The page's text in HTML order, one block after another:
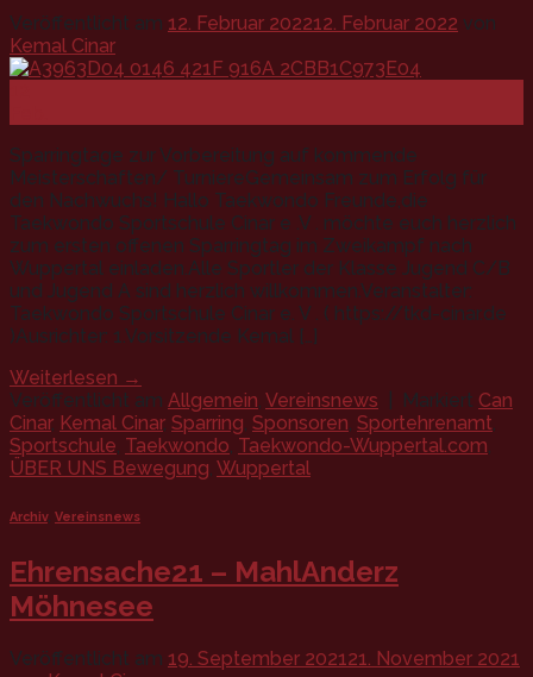
Veröffentlicht am 12. Februar 202212. Februar 2022 von
Kemal Cinar
Sparringtage zur Vorbereitung auf kommende
Meisterschaften/ TurniereGemeinsam zum Erfolg für
den Nachwuchs! Hallo Taekwondo Freunde,die
Taekwondo Sportschule Cinar e .V . möchte euch herzlich
zum ersten offenen Sparringtag im Zweikampf nach
Wuppertal einladen.Alle Sportler der Klasse Jugend C/B
und Jugend A sind herzlich willkommen.Veranstalter:
Taekwondo Sportschule Cinar e. V . ( https://tkd-cinar.de
)Ausrichter: 1.Vorsitzende Kemal […]
Weiterlesen →
Veröffentlicht am Allgemein, Vereinsnews Markiert Can
Cinar, Kemal Cinar, Sparring, Sponsoren, Sportehrenamt,
Sportschule, Taekwondo, Taekwondo-Wuppertal.com,
ÜBER UNS Bewegung, Wuppertal
Archiv, Vereinsnews
Ehrensache21 – MahlAnderz
Möhnesee
Veröffentlicht am 19. September 202121. November 2021